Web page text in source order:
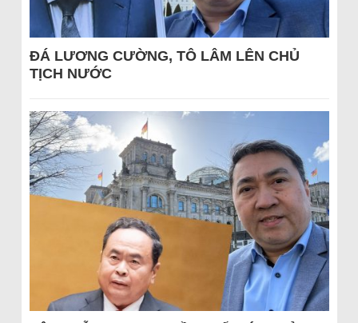
ĐÁ LƯƠNG CƯỜNG, TÔ LÂM LÊN CHỦ
TỊCH NƯỚC